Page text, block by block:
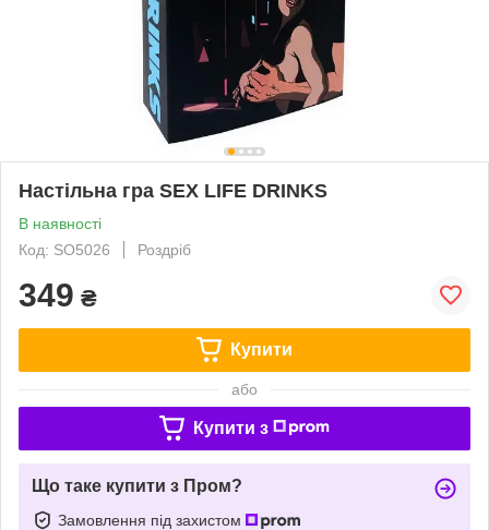
Настільна гра SEX LIFE DRINKS
В наявності
Код: SO5026
Роздріб
349 ₴
Купити
або
Купити з
Що таке купити з Пром?
Замовлення під захистом